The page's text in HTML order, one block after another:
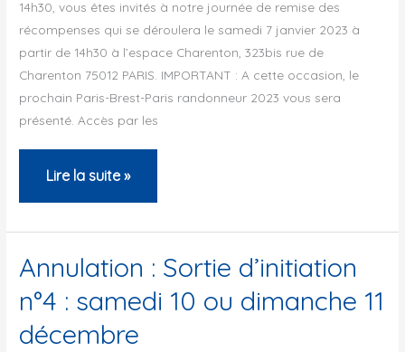
14h30, vous êtes invités à notre journée de remise des
récompenses qui se déroulera le samedi 7 janvier 2023 à
partir de 14h30 à l’espace Charenton, 323bis rue de
Charenton 75012 PARIS. IMPORTANT : A cette occasion, le
prochain Paris-Brest-Paris randonneur 2023 vous sera
présenté. Accès par les
Soirée
de
remise
récompenses
et
présentation
Lire la suite »
Annulation : Sortie d’initiation
n°4 : samedi 10 ou dimanche 11
décembre